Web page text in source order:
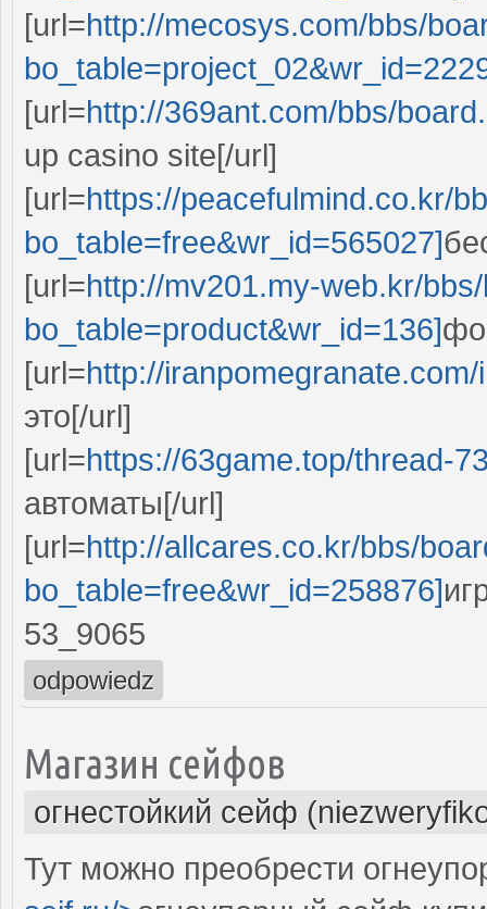
[url=http://mecosys.com/bbs/
[url=http://369ant.com/bbs/
up casino site[/url]
[url=https://peacefulmind.co.kr/
bo_table=free&wr_id=565027]
[url=http://mv201.my-web.kr/
bo_table=product&wr_id=136]
[url=http://
это[/url]
[url=https://63game.top/thread-
автоматы[/url]
[url=http://allcares.co.kr/bbs/
bo_table=free&wr_id=258876]
53_9065
odpowiedz
Магазин сейфов
огнестойкий сейф
Тут можно преобрести